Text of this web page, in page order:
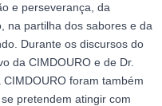
e perseverança, da
na partilha dos sabores e da
Durante os discursos do
da CIMDOURO e de Dr.
foram também
pretendem atingir com